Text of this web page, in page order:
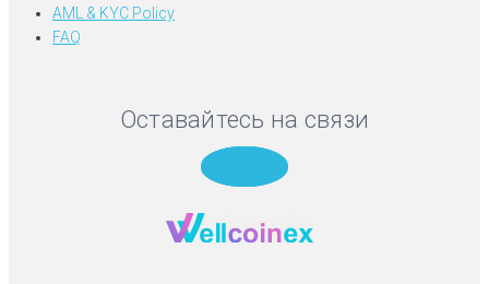
AML & KYC Policy
FAQ
Оставайтесь на связи